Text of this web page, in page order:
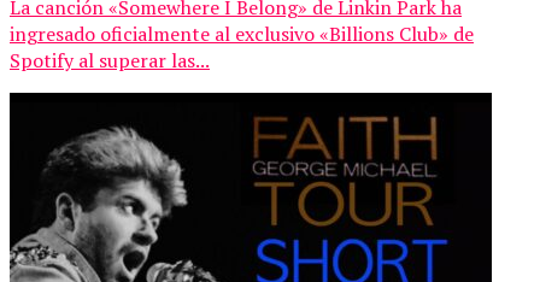
La canción «Somewhere I Belong» de Linkin Park ha
ingresado oficialmente al exclusivo «Billions Club» de
Spotify al superar las...